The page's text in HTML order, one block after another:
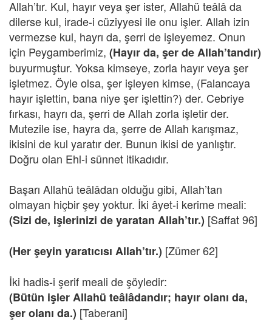
Allah’tır. Kul, hayır veya şer ister, Allahü teâlâ da
dilerse kul, irade-i cüziyyesi ile onu işler. Allah izin
vermezse kul, hayrı da, şerri de işleyemez. Onun
için Peygamberimiz, (Hayır da, şer de Allah’tandır)
buyurmuştur. Yoksa kimseye, zorla hayır veya şer
işletmez. Öyle olsa, şer işleyen kimse, (Falancaya
hayır işlettin, bana niye şer işlettin?) der. Cebriye
fırkası, hayrı da, şerri de Allah zorla işletir der.
Mutezile ise, hayra da, şerre de Allah karışmaz,
ikisini de kul yaratır der. Bunun ikisi de yanlıştır.
Doğru olan Ehl-i sünnet itikadıdır.
Başarı Allahü teâlâdan olduğu gibi, Allah’tan
olmayan hiçbir şey yoktur. İki âyet-i kerime meali:
(Sizi de, işlerinizi de yaratan Allah’tır.) [Saffat 96]
(Her şeyin yaratıcısı Allah’tır.) [Zümer 62]
İki hadis-i şerif meali de şöyledir:
(Bütün işler Allahü teâlâdandır; hayır olanı da,
şer olanı da.) [Taberani]